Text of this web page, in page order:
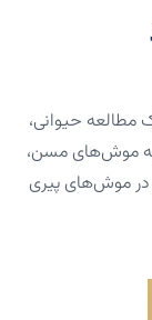
مطالعه حیوانی،
موش‌های مسن،
در موش‌های پیری